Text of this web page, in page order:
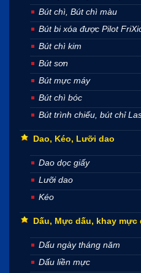
Bút chì, Bút chì màu
Bút bi xóa được Pilot
Bút chì kim
Bút sơn
Bút mực máy
Bút chì bóc
Bút trình chiếu, bút chỉ
Dao, Kéo, Lưỡi dao
Dao dọc giấy
Lưỡi dao
Kéo
Dấu, Mực dấu, khay mực
Dấu ngày tháng năm
Dấu liền mực